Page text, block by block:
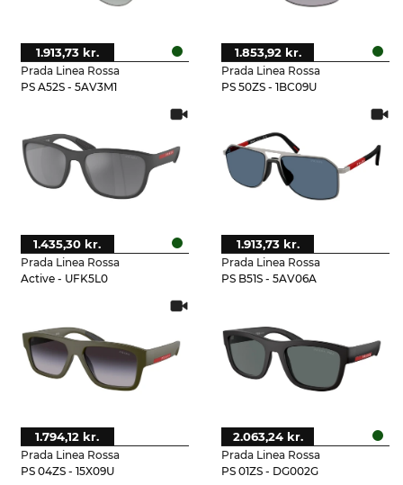
Prada Linea Rossa
PS A52S - 5AV3M1
1.913,73 kr.
Prada Linea Rossa
PS 50ZS - 1BC09U
1.853,92 kr.
Prada Linea Rossa
Active - UFK5L0
1.435,30 kr.
Prada Linea Rossa
PS B51S - 5AV06A
1.913,73 kr.
Prada Linea Rossa
PS 04ZS - 15X09U
1.794,12 kr.
Prada Linea Rossa
PS 01ZS - DG002G
2.063,24 kr.